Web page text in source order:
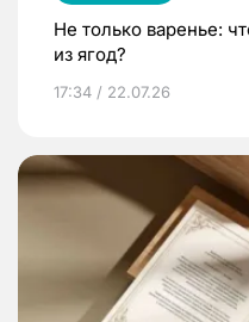
Не только варенье:
из ягод?
17:34 / 22.07.26